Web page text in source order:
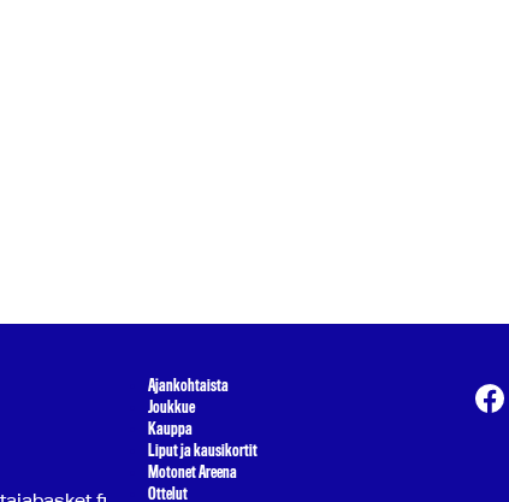
Ajankohtaista
Joukkue
Kauppa
Liput ja kausikortit
Motonet Areena
Ottelut